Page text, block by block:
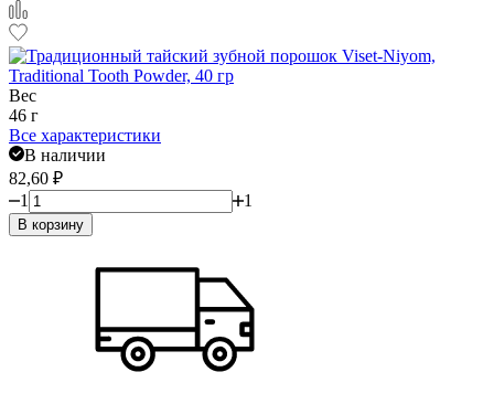
Вес
46 г
Все характеристики
В наличии
82,60 ₽
1
1
В корзину